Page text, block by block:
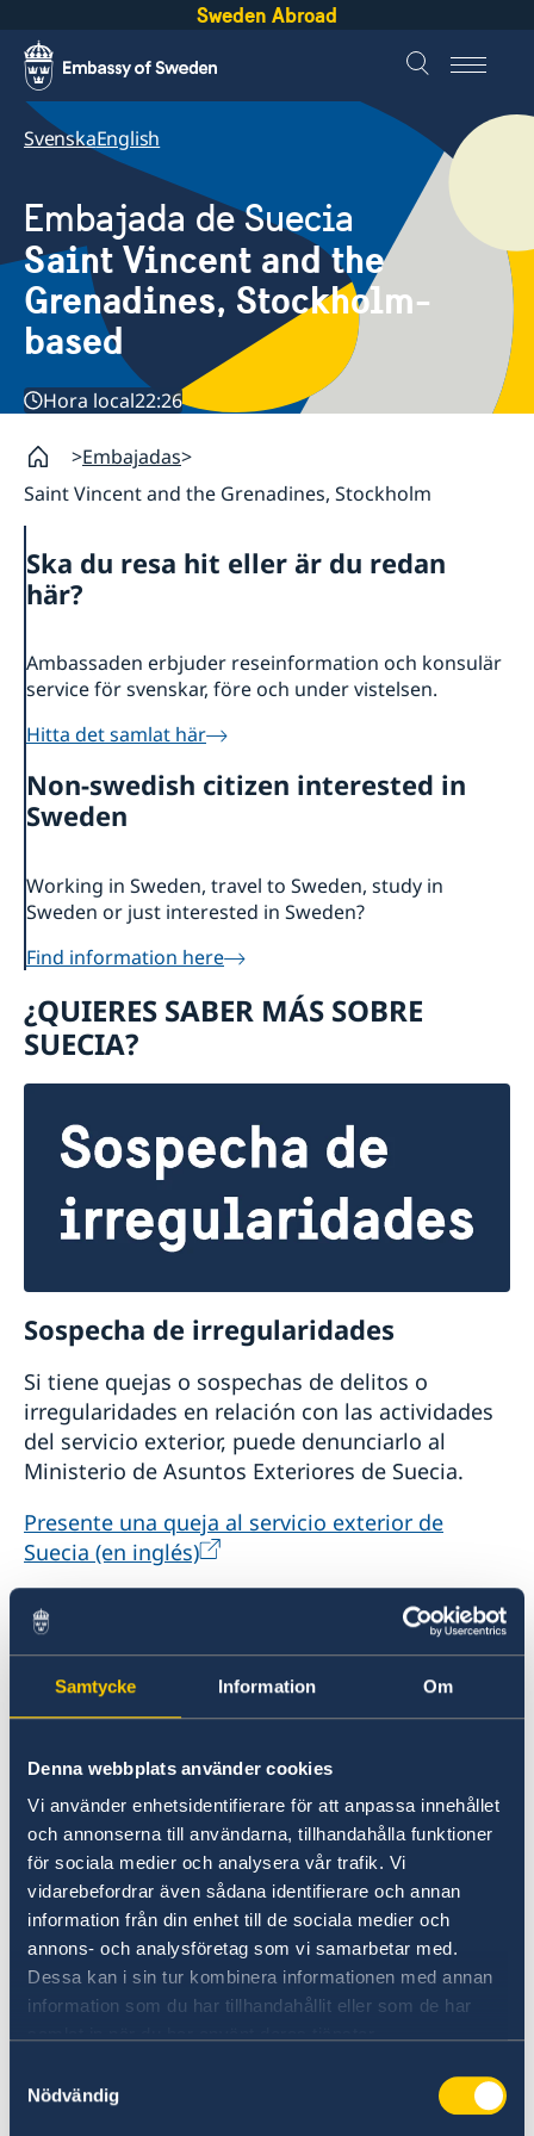
Samtycke Information Om
Denna webbplats använder cookies
Vi använder enhetsidentifierare för att anpassa innehållet
och annonserna till användarna, tillhandahålla funktioner
för sociala medier och analysera vår trafik. Vi
vidarebefordrar även sådana identifierare och annan
information från din enhet till de sociala medier och
annons- och analysföretag som vi samarbetar med.
Dessa kan i sin tur kombinera informationen med annan
information som du har tillhandahållit eller som de har
Nödvändig
Sweden Abroad
SvenskaEnglish
Embajada de Suecia
Saint Vincent and the
Grenadines, Stockholm-
based
Hora local22:26
Embajadas
Saint Vincent and the Grenadines, Stockholm
Ska du resa hit eller är du redan
här?
Ambassaden erbjuder reseinformation och konsulär
service för svenskar, före och under vistelsen.
Hitta det samlat här
Non-swedish citizen interested in
Sweden
Working in Sweden, travel to Sweden, study in
Sweden or just interested in Sweden?
Find information here
¿QUIERES SABER MÁS SOBRE
SUECIA?
Sospecha de irregularidades
Si tiene quejas o sospechas de delitos o
irregularidades en relación con las actividades
del servicio exterior, puede denunciarlo al
Ministerio de Asuntos Exteriores de Suecia.
Presente una queja al servicio exterior de
Suecia (en inglés)
Denuncie presuntos delitos u otras
irregularidades (en inglés)
Estudiar en Suecia
Studyinsweden.se es un completo recurso
oficial sobre la educación superior en Suecia